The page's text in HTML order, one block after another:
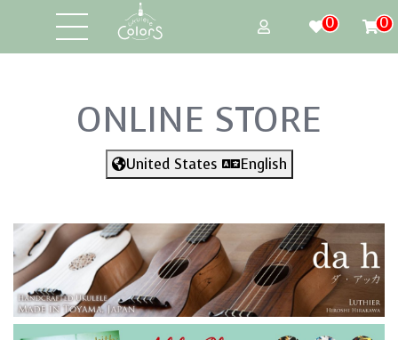
0 0
ONLINE STORE
United States English